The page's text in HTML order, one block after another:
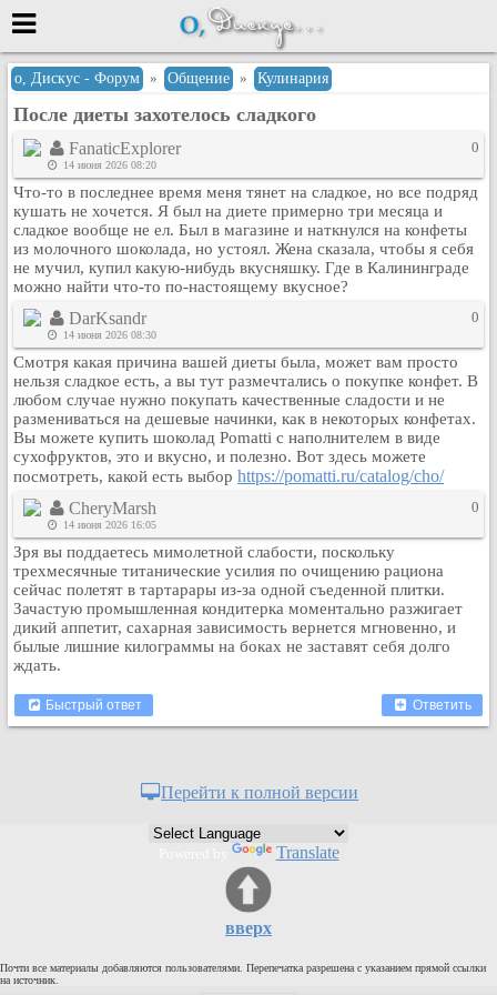
Меню
или войти через
Вход с 7ooo.ru
Регистрация
Забыли пароль?
Данные авторизации одинаковые с
сайтом 7ooo.ru
Форумы
Главная
Поиск
Новые сообщения
Беседы
Игры
Кулинария
Физкультура и спорт
Видео и Кино
Авто. Мото.
Космос
Домашние питомцы
Медицина
Компьютер
Объявления
о, Дискус - Форум » Общение » Кулинария
После диеты захотелось сладкого
FanaticExplorer
14 июня 2026 08:20
0
Что-то в последнее время меня тянет на сладкое, но все подряд
кушать не хочется. Я был на диете примерно три месяца и
сладкое вообще не ел. Был в магазине и наткнулся на конфеты
из молочного шоколада, но устоял. Жена сказала, чтобы я себя
не мучил, купил какую-нибудь вкусняшку. Где в Калининграде
можно найти что-то по-настоящему вкусное?
DarKsandr
14 июня 2026 08:30
0
Смотря какая причина вашей диеты была, может вам просто
нельзя сладкое есть, а вы тут размечтались о покупке конфет. В
любом случае нужно покупать качественные сладости и не
размениваться на дешевые начинки, как в некоторых конфетах.
Вы можете купить шоколад Pomatti с наполнителем в виде
сухофруктов, это и вкусно, и полезно. Вот здесь можете
посмотреть, какой есть выбор https://pomatti.ru/catalog/cho/
CheryMarsh
14 июня 2026 16:05
0
Зря вы поддаетесь мимолетной слабости, поскольку
трехмесячные титанические усилия по очищению рациона
сейчас полетят в тартарары из-за одной съеденной плитки.
Зачастую промышленная кондитерка моментально разжигает
дикий аппетит, сахарная зависимость вернется мгновенно, и
былые лишние килограммы на боках не заставят себя долго
ждать.
Быстрый ответ Ответить
Перейти к полной версии
Translate
вверх
Почти все материалы добавляются пользователями. Перепечатка разрешена с указанием прямой ссылки
на источник.